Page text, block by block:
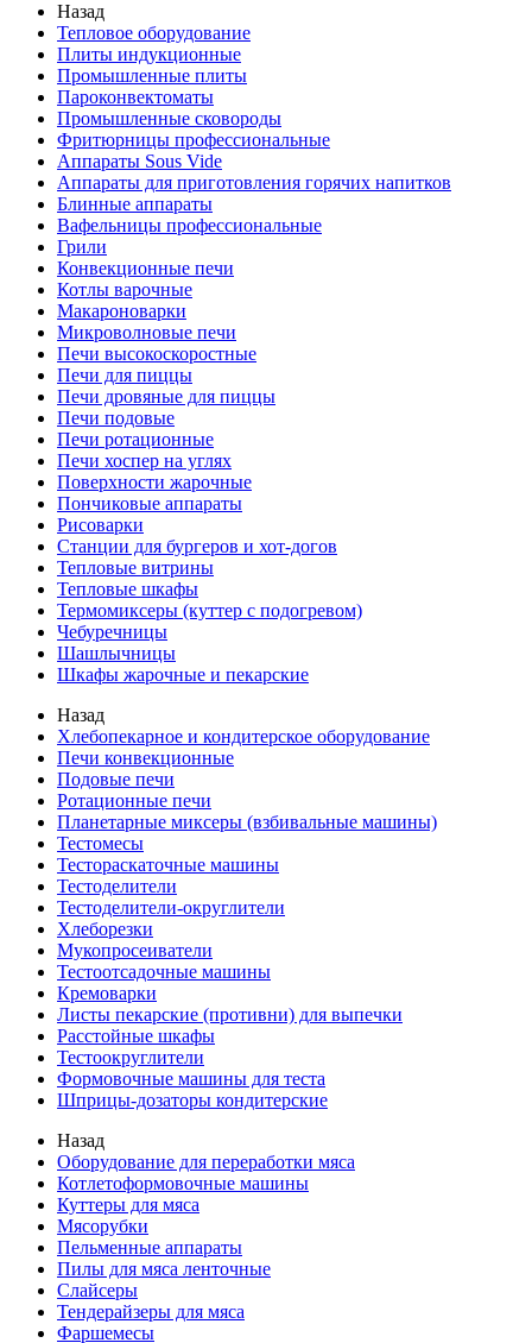
Назад
Тепловое оборудование
Плиты индукционные
Промышленные плиты
Пароконвектоматы
Промышленные сковороды
Фритюрницы профессиональные
Аппараты Sous Vide
Аппараты для приготовления горячих напитков
Блинные аппараты
Вафельницы профессиональные
Грили
Конвекционные печи
Котлы варочные
Макароноварки
Микроволновые печи
Печи высокоскоростные
Печи для пиццы
Печи дровяные для пиццы
Печи подовые
Печи ротационные
Печи хоспер на углях
Поверхности жарочные
Пончиковые аппараты
Рисоварки
Станции для бургеров и хот-догов
Тепловые витрины
Тепловые шкафы
Термомиксеры (куттер с подогревом)
Чебуречницы
Шашлычницы
Шкафы жарочные и пекарские
Назад
Хлебопекарное и кондитерское оборудование
Печи конвекционные
Подовые печи
Ротационные печи
Планетарные миксеры (взбивальные машины)
Тестомесы
Тестораскаточные машины
Тестоделители
Тестоделители-округлители
Хлеборезки
Мукопросеиватели
Тестоотсадочные машины
Кремоварки
Листы пекарские (противни) для выпечки
Расстойные шкафы
Тестоокруглители
Формовочные машины для теста
Шприцы-дозаторы кондитерские
Назад
Оборудование для переработки мяса
Котлетоформовочные машины
Куттеры для мяса
Мясорубки
Пельменные аппараты
Пилы для мяса ленточные
Слайсеры
Тендерайзеры для мяса
Фаршемесы